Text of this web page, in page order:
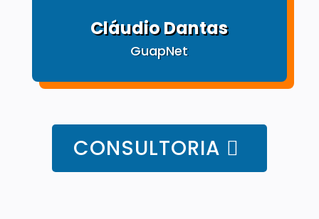
Cláudio Dantas
GuapNet
CONSULTORIA